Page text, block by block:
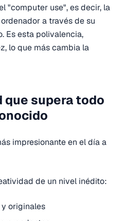
"computer use", es decir, la
a través de su
Es esta polivalencia,
lo que más cambia la
que supera todo
impresionante en el día a
de un nivel inédito:
originales